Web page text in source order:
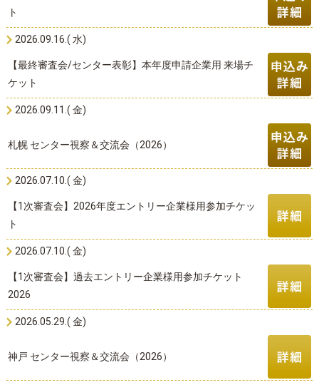
ト
2026.09.16.( 水)
【最終審査会/センター表彰】本年度申請企業用 来場チ
ケット
2026.09.11.( 金)
札幌 センター視察＆交流会（2026）
2026.07.10.( 金)
【1次審査会】2026年度エントリー企業様用参加チケッ
ト
2026.07.10.( 金)
【1次審査会】過去エントリー企業様用参加チケット
2026
2026.05.29.( 金)
神戸 センター視察＆交流会（2026）